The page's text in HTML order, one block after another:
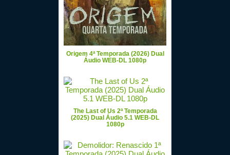
Origem 4ª Temporada (2026) Dual
Áudio WEB-DL 1080p
The Last of Us 2ª Temporada
(2025) Dual Áudio 5.1 WEB-DL
1080p